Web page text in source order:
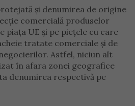
și denumirea de origine
comercială produselor
piața UE și pe piețele cu care
tratate comerciale și de
Astfel, niciun alt
în afara zonei geografice
denumirea respectivă pe